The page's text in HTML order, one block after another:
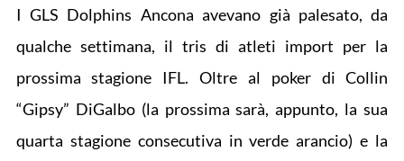
I GLS Dolphins Ancona avevano già palesato, da
qualche settimana, il tris di atleti import per la
prossima stagione IFL. Oltre al poker di Collin
“Gipsy” DiGalbo (la prossima sarà, appunto, la sua
quarta stagione consecutiva in verde arancio) e la